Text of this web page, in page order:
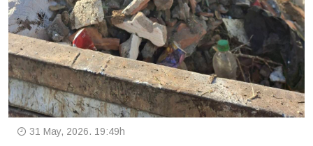
31 May, 2026. 19:49h